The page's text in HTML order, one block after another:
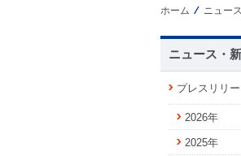
ホーム ニュー
ニュース・
プレスリリ
2026年
2025年